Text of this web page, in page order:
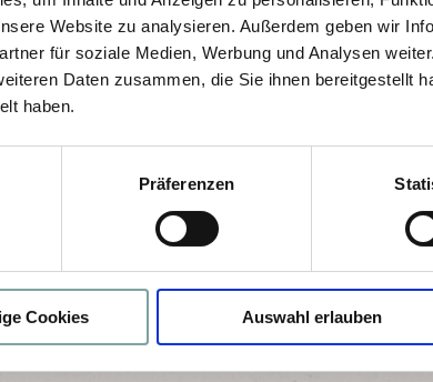
Website zu analysieren. Außerdem geben wir
für soziale Medien, Werbung und Analysen
Daten zusammen, die Sie ihnen bereitgestellt
haben.
Präferenzen
Cookies Auswahl erlauben
dich gerne persönlich:Sende uns
Telefon +43 6414 207
FAQ’S BILDERGALERIE